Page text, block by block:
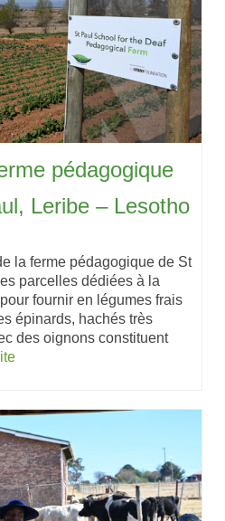
pédagogique
Leribe – Lesotho
la ferme pédagogique de St
parcelles dédiées à la
fournir en légumes frais
épinards, hachés très
des oignons constituent